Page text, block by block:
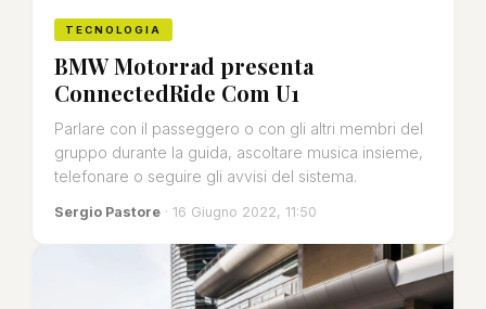
TECNOLOGIA
BMW Motorrad presenta
ConnectedRide Com U1
Parlare con il passeggero o con gli altri membri del
gruppo durante la guida, ascoltare musica insieme,
telefonare o seguire gli avvisi del sistema.
Sergio Pastore · 16 Giugno 2022, 11:50